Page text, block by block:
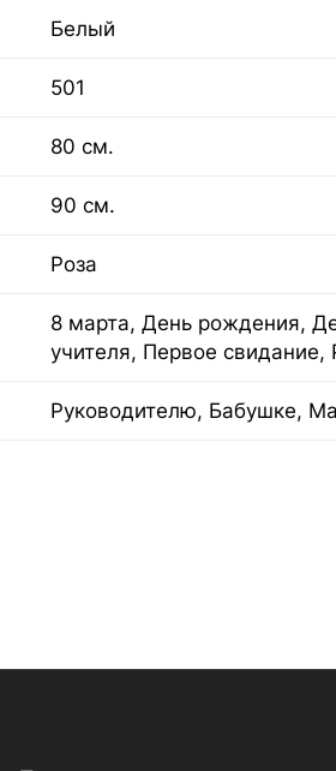
Белый
501
80 см.
90 см.
Роза
8 марта, День рождения,
учителя, Первое
Руководителю, Бабушке,